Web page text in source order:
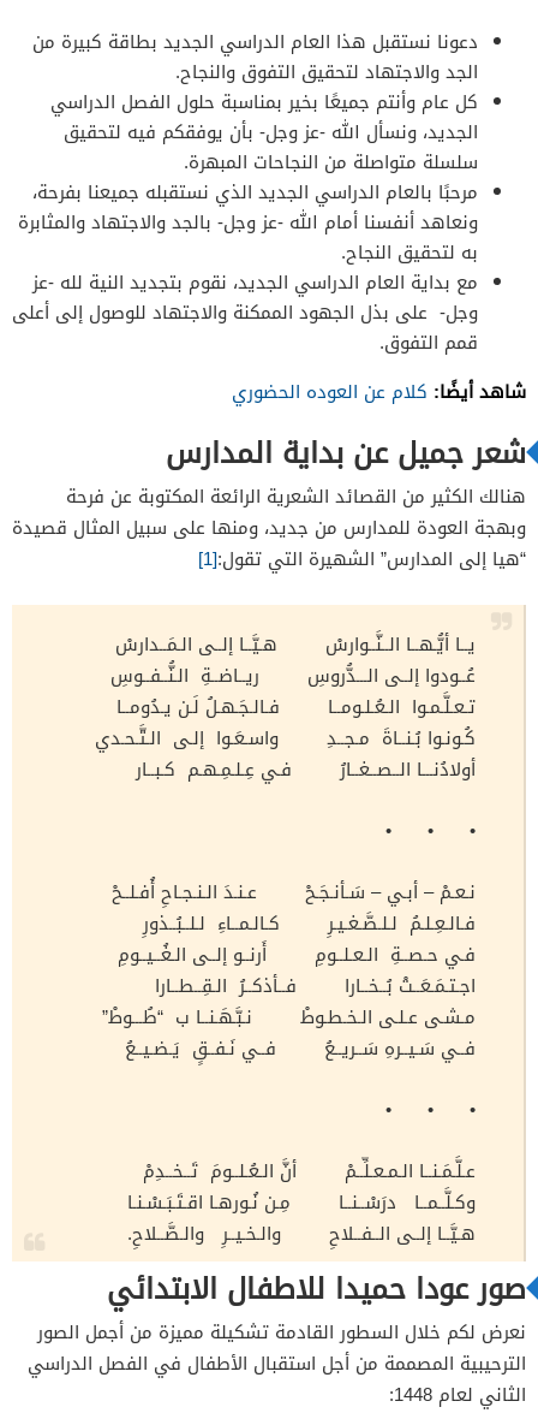
دعونا نستقبل هذا العام الدراسي الجديد بطاقة كبيرة من
الجد والاجتهاد لتحقيق التفوق والنجاح.
كل عام وأنتم جميعًا بخير بمناسبة حلول الفصل الدراسي
الجديد، ونسأل الله -عز وجل- بأن يوفقكم فيه لتحقيق
سلسلة متواصلة من النجاحات المبهرة.
مرحبًا بالعام الدراسي الجديد الذي نستقبله جميعنا بفرحة،
ونعاهد أنفسنا أمام الله -عز وجل- بالجد والاجتهاد والمثابرة
به لتحقيق النجاح.
مع بداية العام الدراسي الجديد، نقوم بتجديد النية لله -عز
وجل- على بذل الجهود الممكنة والاجتهاد للوصول إلى أعلى
قمم التفوق.
شاهد أيضًا: كلام عن العوده الحضوري
شعر جميل عن بداية المدارس
هنالك الكثير من القصائد الشعرية الرائعة المكتوبة عن فرحة
وبهجة العودة للمدارس من جديد، ومنها على سبيل المثال قصيدة
“هيا إلى المدارس” الشهيرة التي تقول:[1]
يــا أيُّـهــا الــنَّــوارسْ هـيَّــا إلــى الـمَــدارسْ
عُــودوا إلــى الـــدُّروسِ ريــاضــةِ الـنُّــفــوسِ
تـعـلَّـمـوا الـعُـلـومــا فـالـجَـهـلُ لَـن يـدُومــا
كُـونـوا بُـنــاةَ مـجــدِ واسـعَـوا إلـى الـتَّـحـدي
أولادُنـــا الــصــغــارُ فـي عِـلـمِـهـم كـبــار
• • •
نـعـمْ – أبـي – سَـأنـجَـحْ عـنـدَ الـنـجـاحِ أُفـلــحْ
فـالـعِـلـمُ لـلـصَّـغـيـرِ كـالـمــاءِ لـلــبُــذورِ
فـي حـصــةِ الـعـلــومِ أَرنــو إلــى الـغُــيــومِ
اجـتـمَـعَــتْ بُــخــارا فــأذكــرُ الـقِــطــارا
مـشـى عـلـى الـخـطـوطْ نـبَّـهَـنــا ب “طُـــوطْ”
فــي سَـيــرهِ سَــريــعُ فــي نَـفــقٍ يَـضـيــعُ
• • •
عـلَّـمَـنــا الـمـعـلِّــمْ أنَّ الـعُـلــومَ تَــخــدِمْ
وكـلَّــمــا درَسْــنــا مِـن نُـورهـا اقـتَـبَـسْـنـا
هـيَّــا إلــى الــفــلاحِ والـخـيــرِ والـصَّــلاحِ.
صور عودا حميدا للاطفال الابتدائي
نعرض لكم خلال السطور القادمة تشكيلة مميزة من أجمل الصور
الترحيبية المصممة من أجل استقبال الأطفال في الفصل الدراسي
الثاني لعام 1448: